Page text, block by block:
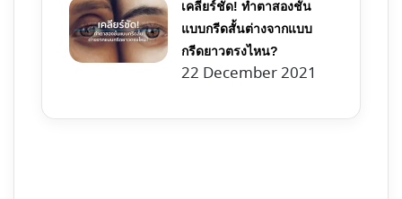
เคลียร์ชัด! ทําตาสองชั้น
แบบกรีดสั้นต่างจากแบบ
กรีดยาวตรงไหน?
22 December 2021